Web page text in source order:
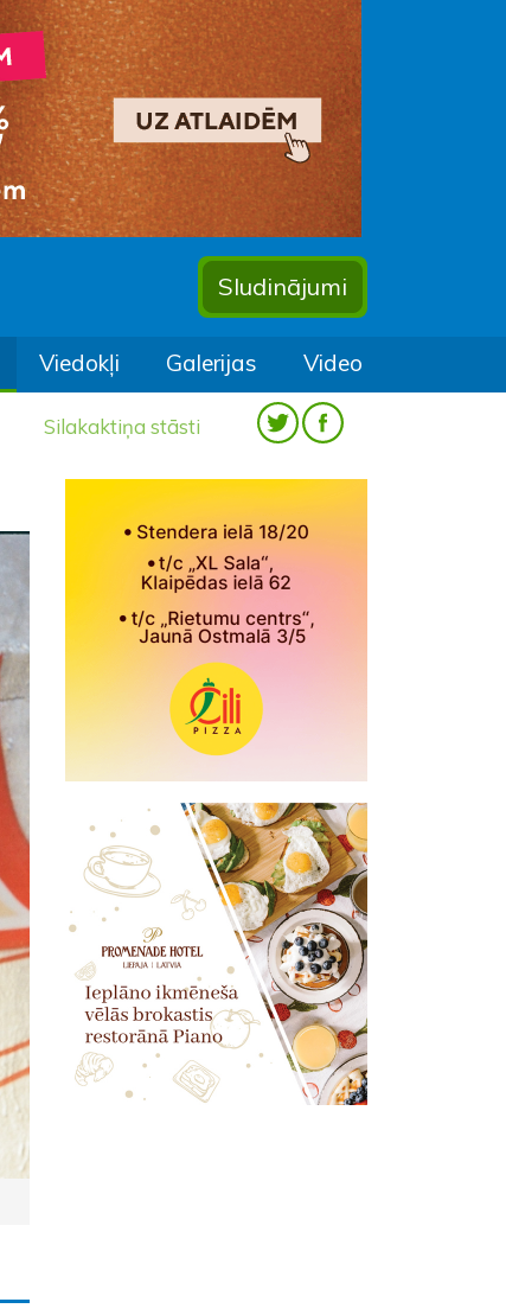
Sludinājumi
Viedokļi Galerijas Video
Silakaktiņa stāsti